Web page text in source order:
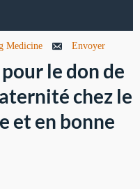
Medicine Envoyer
le don de
chez le
et en bonne